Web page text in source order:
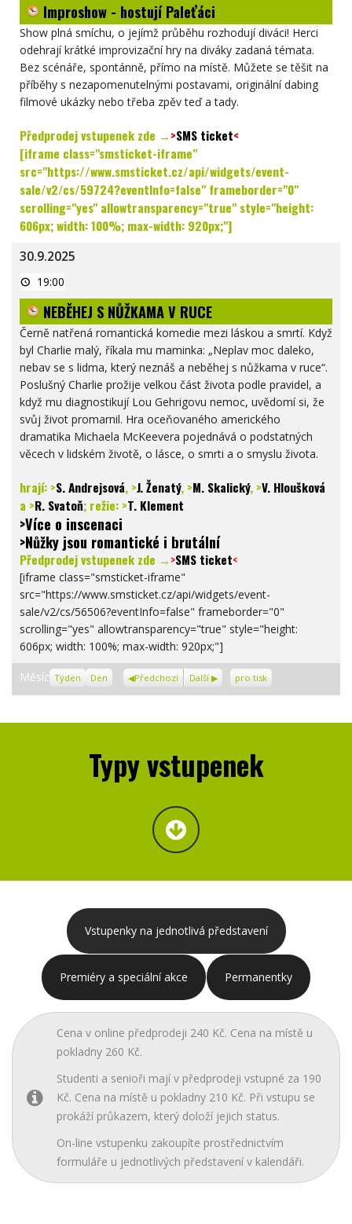
PaleťáciImproshow - hostují Paleťáci
Show plná smíchu, o jejímž průběhu rozhodují diváci! Herci
odehrají krátké improvizační hry na diváky zadaná témata.
Bez scénáře, spontánně, přímo na místě. Můžete se těšit na
příběhy s nezapomenutelnými postavami, originální dabing
filmové ukázky nebo třeba zpěv teď a tady.
Předprodej vstupenek zde →>SMS ticket<
[iframe class="smsticket-iframe"
src="https://www.smsticket.cz/api/widgets/event-
sale/v2/cs/59724?eventInfo=false" frameborder="0"
scrolling="yes" allowtransparency="true" style="height:
606px; width: 100%; max-width: 920px;"]
30.9.2025
NEBĚHEJ
S
NŮŽKAMA
RUCE
19:00
NEBĚHEJ S NŮŽKAMA V RUCE
Černě natřená romantická komedie mezi láskou a smrtí. Když
byl Charlie malý, říkala mu maminka: „Neplav moc daleko,
nebav se s lidma, který neznáš a neběhej s nůžkama v ruce“.
Poslušný Charlie prožije velkou část života podle pravidel, a
když mu diagnostikují Lou Gehrigovu nemoc, uvědomí si, že
svůj život promarnil. Hra oceňovaného amerického
dramatika Michaela McKeevera pojednává o podstatných
věcech v lidském životě, o lásce, o smrti a o smyslu života.
hrají: >S. Andrejsová, >J. Ženatý, >M. Skalický, >V. Hloušková
a >R. Svatoň; režie: >T. Klement
>Více o inscenaci
>Nůžky jsou romantické i brutální
Předprodej vstupenek zde →>SMS ticket<
[iframe class="smsticket-iframe"
src="https://www.smsticket.cz/api/widgets/event-
sale/v2/cs/56506?eventInfo=false" frameborder="0"
scrolling="yes" allowtransparency="true" style="height:
606px; width: 100%; max-width: 920px;"]
Měsíc Týden Den Předchozí Další Zobrazení
pro tisk
Typy vstupenek
Vstupenky na jednotlivá představení
Premiéry a speciální akce Permanentky
Cena v online předprodeji 240 Kč. Cena na místě u
pokladny 260 Kč.
Studenti a senioři mají v předprodeji vstupné za 190
Kč. Cena na místě u pokladny 210 Kč. Při vstupu se
prokáží průkazem, který doloží jejich status.
On-line vstupenku zakoupíte prostřednictvím
formuláře u jednotlivých představení v kalendáři.